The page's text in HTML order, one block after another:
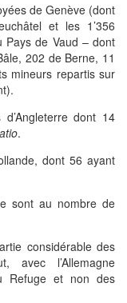
de Genève (dont
et les 1’356
Pays de Vaud – dont
202 de Berne, 11
mineurs repartis sur
dont 14
.
dont 56 ayant
sont au nombre de
considérable des
avec l’Allemagne
Refuge et non des